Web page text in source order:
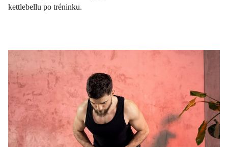
kettlebellu po tréninku.